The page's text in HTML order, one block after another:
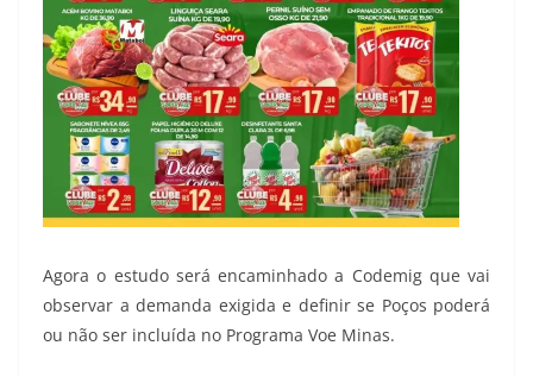
Agora o estudo será encaminhado a Codemig que vai
observar a demanda exigida e definir se Poços poderá
ou não ser incluída no Programa Voe Minas.